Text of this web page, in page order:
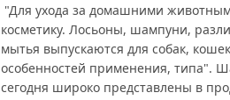
"Для ухода за домашними
косметику. Лосьоны, шампуни,
мытья выпускаются для собак,
особенностей применения, типа".
сегодня широко представлены в